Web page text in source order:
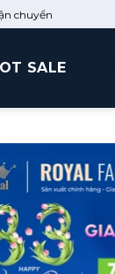
chuyển
SALE